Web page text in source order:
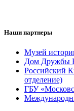
Наши партнеры
Музей
Дом Дружбы
Российский
отделение)
ГБУ